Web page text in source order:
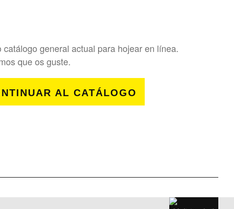
catálogo general actual para hojear en línea.
que os guste.
AL CATÁLOGO